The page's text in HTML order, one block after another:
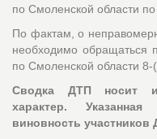
по Смоленской области
По фактам, о
необходимо обращаться
по Смоленской области 8-
Сводка ДТП носит
характер.
виновность участников